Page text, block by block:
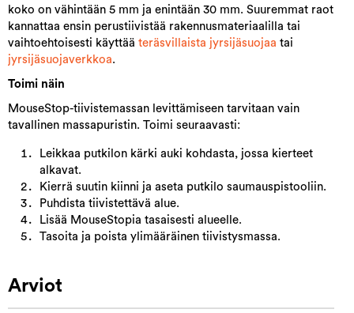
koko on vähintään 5 mm ja enintään 30 mm. Suuremmat raot
kannattaa ensin perustiivistää rakennusmateriaalilla tai
vaihtoehtoisesti käyttää teräsvillaista jyrsijäsuojaa tai
jyrsijäsuojaverkkoa.
Toimi näin
MouseStop-tiivistemassan levittämiseen tarvitaan vain
tavallinen massapuristin. Toimi seuraavasti:
Leikkaa putkilon kärki auki kohdasta, jossa kierteet
alkavat.
Kierrä suutin kiinni ja aseta putkilo saumauspistooliin.
Puhdista tiivistettävä alue.
Lisää MouseStopia tasaisesti alueelle.
Tasoita ja poista ylimääräinen tiivistysmassa.
Arviot